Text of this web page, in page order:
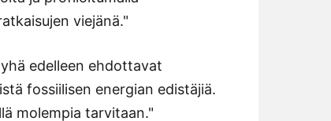
viejänä."
edelleen ehdottavat
fossiilisen energian edistäjiä.
molempia tarvitaan."